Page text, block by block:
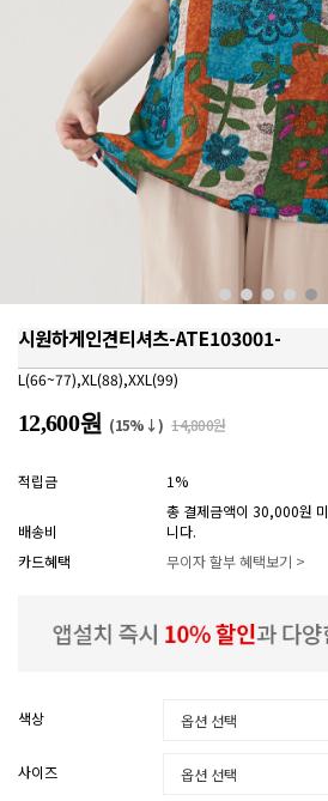
시원하게인견티셔츠-ATE103001-
L(66~77),XL(88),XXL(99)
12,600원 (15%↓) 14,800원
적립금 1%
배송비
총 결제금액이 30,000원
니다.
카드혜택
무이자 할부 혜택보기 >
색상
사이즈